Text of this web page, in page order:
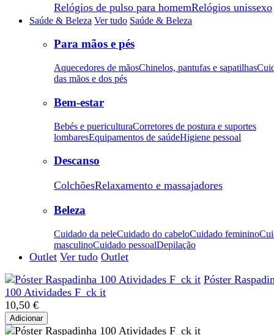
Relógios de pulso para homemRelógios unissexo
Saúde & Beleza Ver tudo Saúde & Beleza
Para mãos e pés
Aquecedores de mãosChinelos, pantufas e sapatilhas
das mãos e dos pés
Bem-estar
Bebés e puericulturaCorretores de postura e suportes
lombaresEquipamentos de saúdeHigiene pessoal
Descanso
ColchõesRelaxamento e massajadores
Beleza
Cuidado da peleCuidado do cabeloCuidado feminino
masculinoCuidado pessoalDepilação
Outlet Ver tudo Outlet
Póster
100 Atividades F_ck it
10,50 €
Adicionar